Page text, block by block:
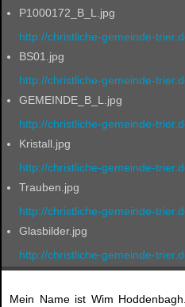
P1000172_B_L.jpg
http://christliche-gemeinde-
BS01.jpg
http://christliche-gemeinde-
GEMEINDE_B_L.jpg
http://christliche-gemeinde-
Kristall.jpg
http://christliche-gemeinde-
Trauben.jpg
http://christliche-gemeinde-
Glasbilder.jpg
http://christliche-gemeinde-
Mein Name ist Wim